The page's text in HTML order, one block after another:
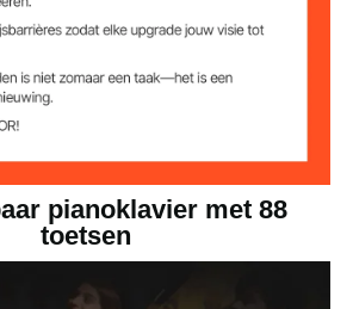
1/4 inch (3,5 mm) audio-
1/4 inch (3,5 mm)
microfoonaansluiting,
Type-C opladen/MIDI-
pianoklavier met 88
toetsen